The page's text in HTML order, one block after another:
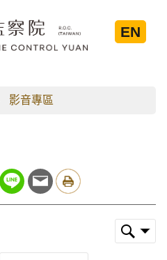
EN
影音專區